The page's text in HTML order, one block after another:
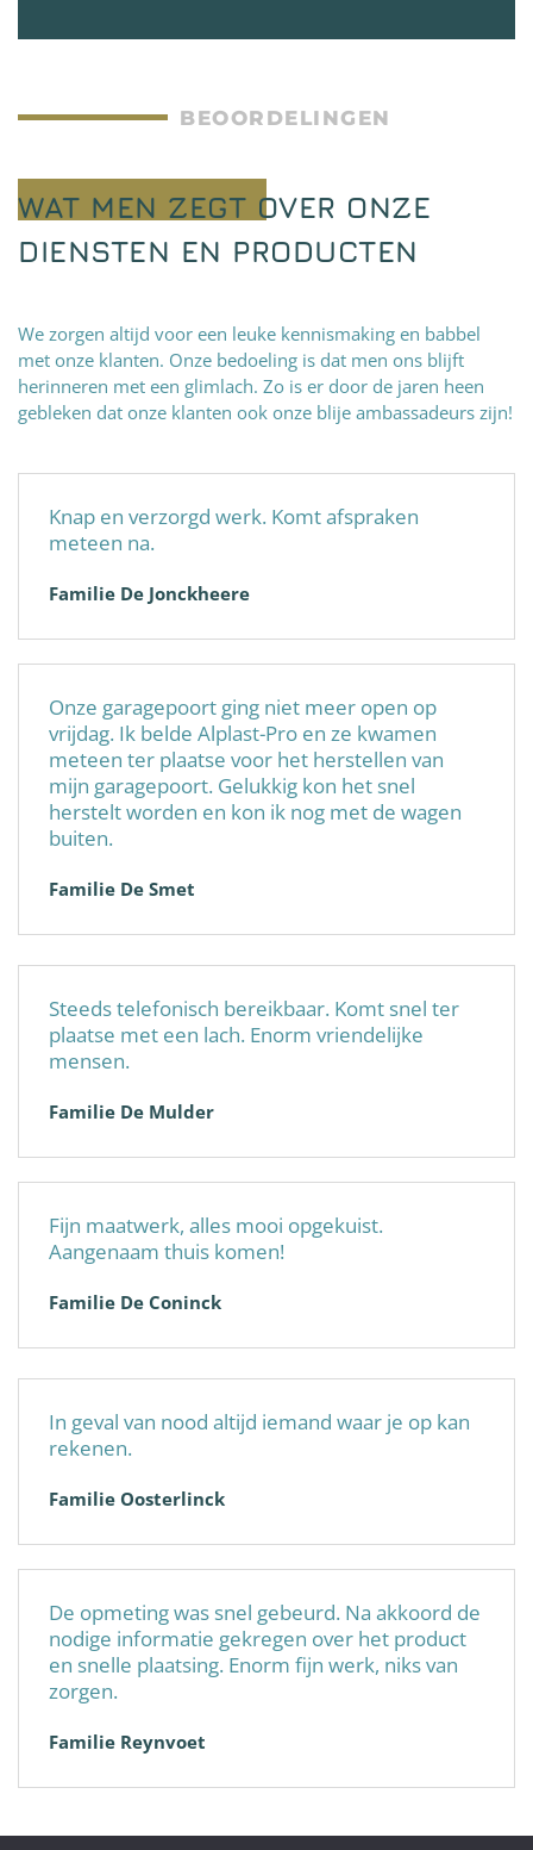
BEOORDELINGEN
WAT MEN ZEGT OVER ONZE
DIENSTEN EN PRODUCTEN
We zorgen altijd voor een leuke kennismaking en babbel
met onze klanten. Onze bedoeling is dat men ons blijft
herinneren met een glimlach. Zo is er door de jaren heen
gebleken dat onze klanten ook onze blije ambassadeurs zijn!
Knap en verzorgd werk. Komt afspraken
meteen na.
Familie De Jonckheere
Onze garagepoort ging niet meer open op
vrijdag. Ik belde Alplast-Pro en ze kwamen
meteen ter plaatse voor het herstellen van
mijn garagepoort. Gelukkig kon het snel
herstelt worden en kon ik nog met de wagen
buiten.
Familie De Smet
Steeds telefonisch bereikbaar. Komt snel ter
plaatse met een lach. Enorm vriendelijke
mensen.
Familie De Mulder
Fijn maatwerk, alles mooi opgekuist.
Aangenaam thuis komen!
Familie De Coninck
In geval van nood altijd iemand waar je op kan
rekenen.
Familie Oosterlinck
De opmeting was snel gebeurd. Na akkoord de
nodige informatie gekregen over het product
en snelle plaatsing. Enorm fijn werk, niks van
zorgen.
Familie Reynvoet